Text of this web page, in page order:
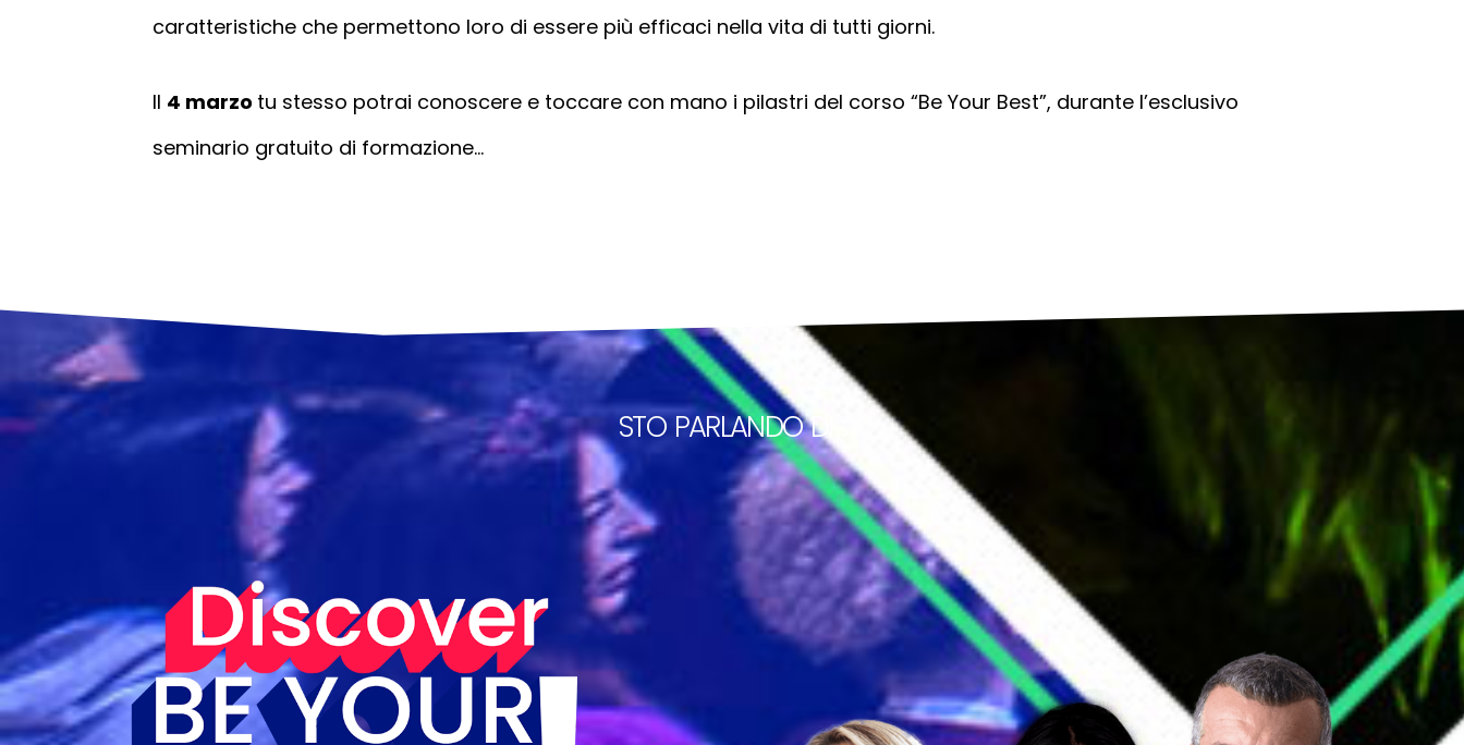
caratteristiche che permettono loro di essere più efficaci nella vita di tutti giorni.
Il 4 marzo tu stesso potrai conoscere e toccare con mano i pilastri del corso “Be Your Best”, durante l’esclusivo
seminario gratuito di formazione…
STO PARLANDO DI :